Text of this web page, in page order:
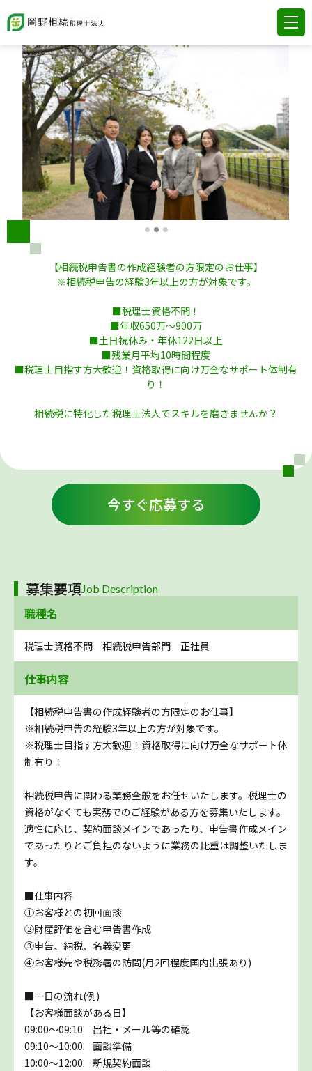
【相続税申告書の作成経験者の方限定のお仕事】
※相続税申告の経験3年以上の方が対象です。
■税理士資格不問！
■年収650万～900万
■土日祝休み・年休122日以上
■残業月平均10時間程度
■税理士目指す方大歓迎！資格取得に向け万全なサポート体制有
り！
相続税に特化した税理士法人でスキルを磨きませんか？
今すぐ応募する
募集要項Job Description
職種名
税理士資格不問 相続税申告部門 正社員
仕事内容
【相続税申告書の作成経験者の方限定のお仕事】
※相続税申告の経験3年以上の方が対象です。
※税理士目指す方大歓迎！資格取得に向け万全なサポート体
制有り！
相続税申告に関わる業務全般をお任せいたします。税理士の
資格がなくても実務でのご経験がある方を募集いたします。
適性に応じ、契約面談メインであったり、申告書作成メイン
であったりとご負担のないように業務の比重は調整いたしま
す。
■仕事内容
①お客様との初回面談
②財産評価を含む申告書作成
③申告、納税、名義変更
④お客様先や税務署の訪問(月2回程度国内出張あり)
■一日の流れ(例)
【お客様面談がある日】
09:00～09:10 出社・メール等の確認
09:10～10:00 面談準備
10:00～12:00 新規契約面談